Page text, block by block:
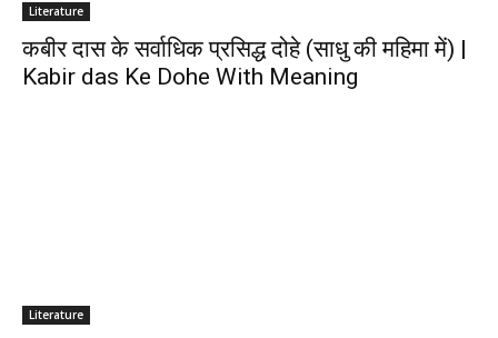
Literature
कबीर दास के सर्वाधिक प्रसिद्ध दोहे (साधु की महिमा में) |
Kabir das Ke Dohe With Meaning
Literature